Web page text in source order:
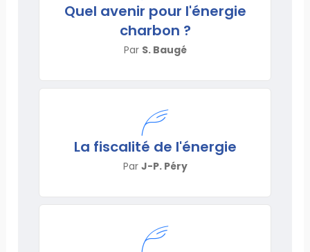
Quel avenir pour l'énergie
charbon ?
Par S. Baugé
La fiscalité de l'énergie
Par J-P. Péry